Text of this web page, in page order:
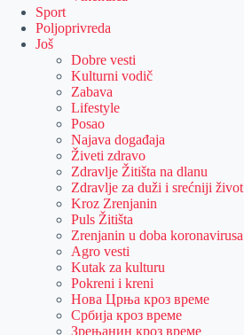
Sport
Poljoprivreda
Još
Dobre vesti
Kulturni vodič
Zabava
Lifestyle
Posao
Najava događaja
Živeti zdravo
Zdravlje Žitišta na dlanu
Zdravlje za duži i srećniji život
Kroz Zrenjanin
Puls Žitišta
Zrenjanin u doba koronavirusa
Agro vesti
Kutak za kulturu
Pokreni i kreni
Нова Црња кроз време
Србија кроз време
Зрењанин кроз време